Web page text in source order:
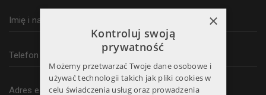
×
Kontroluj swoją
prywatność
Możemy przetwarzać Twoje dane osobowe i
używać technologii takich jak pliki cookies w
celu świadczenia usług oraz prowadzenia